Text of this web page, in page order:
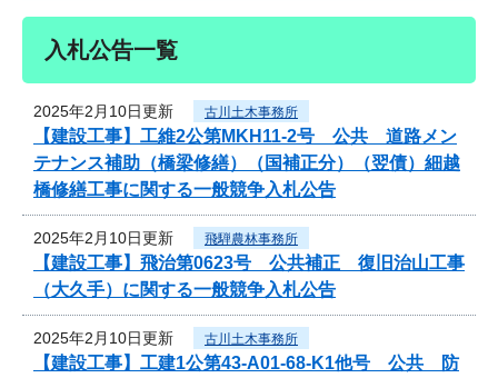
入札公告一覧
2025年2月10日更新 古川土木事務所
【建設工事】工維2公第MKH11-2号 公共 道路メン
テナンス補助（橋梁修繕）（国補正分）（翌債）細越
橋修繕工事に関する一般競争入札公告
2025年2月10日更新 飛騨農林事務所
【建設工事】飛治第0623号 公共補正 復旧治山工事
（大久手）に関する一般競争入札公告
2025年2月10日更新 古川土木事務所
【建設工事】工建1公第43-A01-68-K1他号 公共 防